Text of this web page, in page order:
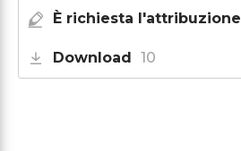
È richiesta l'attribuzione
Download 10